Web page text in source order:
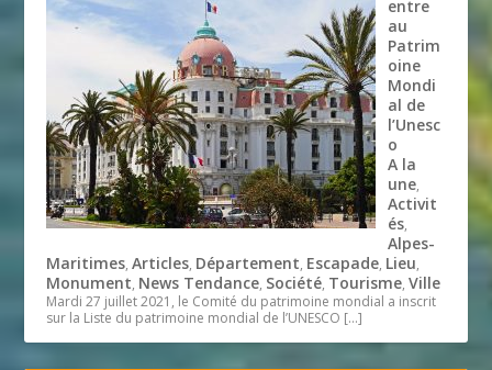
entre
au
Patrim
oine
Mondi
al de
l’Unesc
o
A la
une,
Activit
és,
Alpes-
Maritimes,Articles, Département, Escapade, Lieu,
Monument, News Tendance, Société, Tourisme,Ville
Mardi 27 juillet 2021, le Comité du patrimoine mondial a inscrit
sur la Liste du patrimoine mondial de l’UNESCO […]